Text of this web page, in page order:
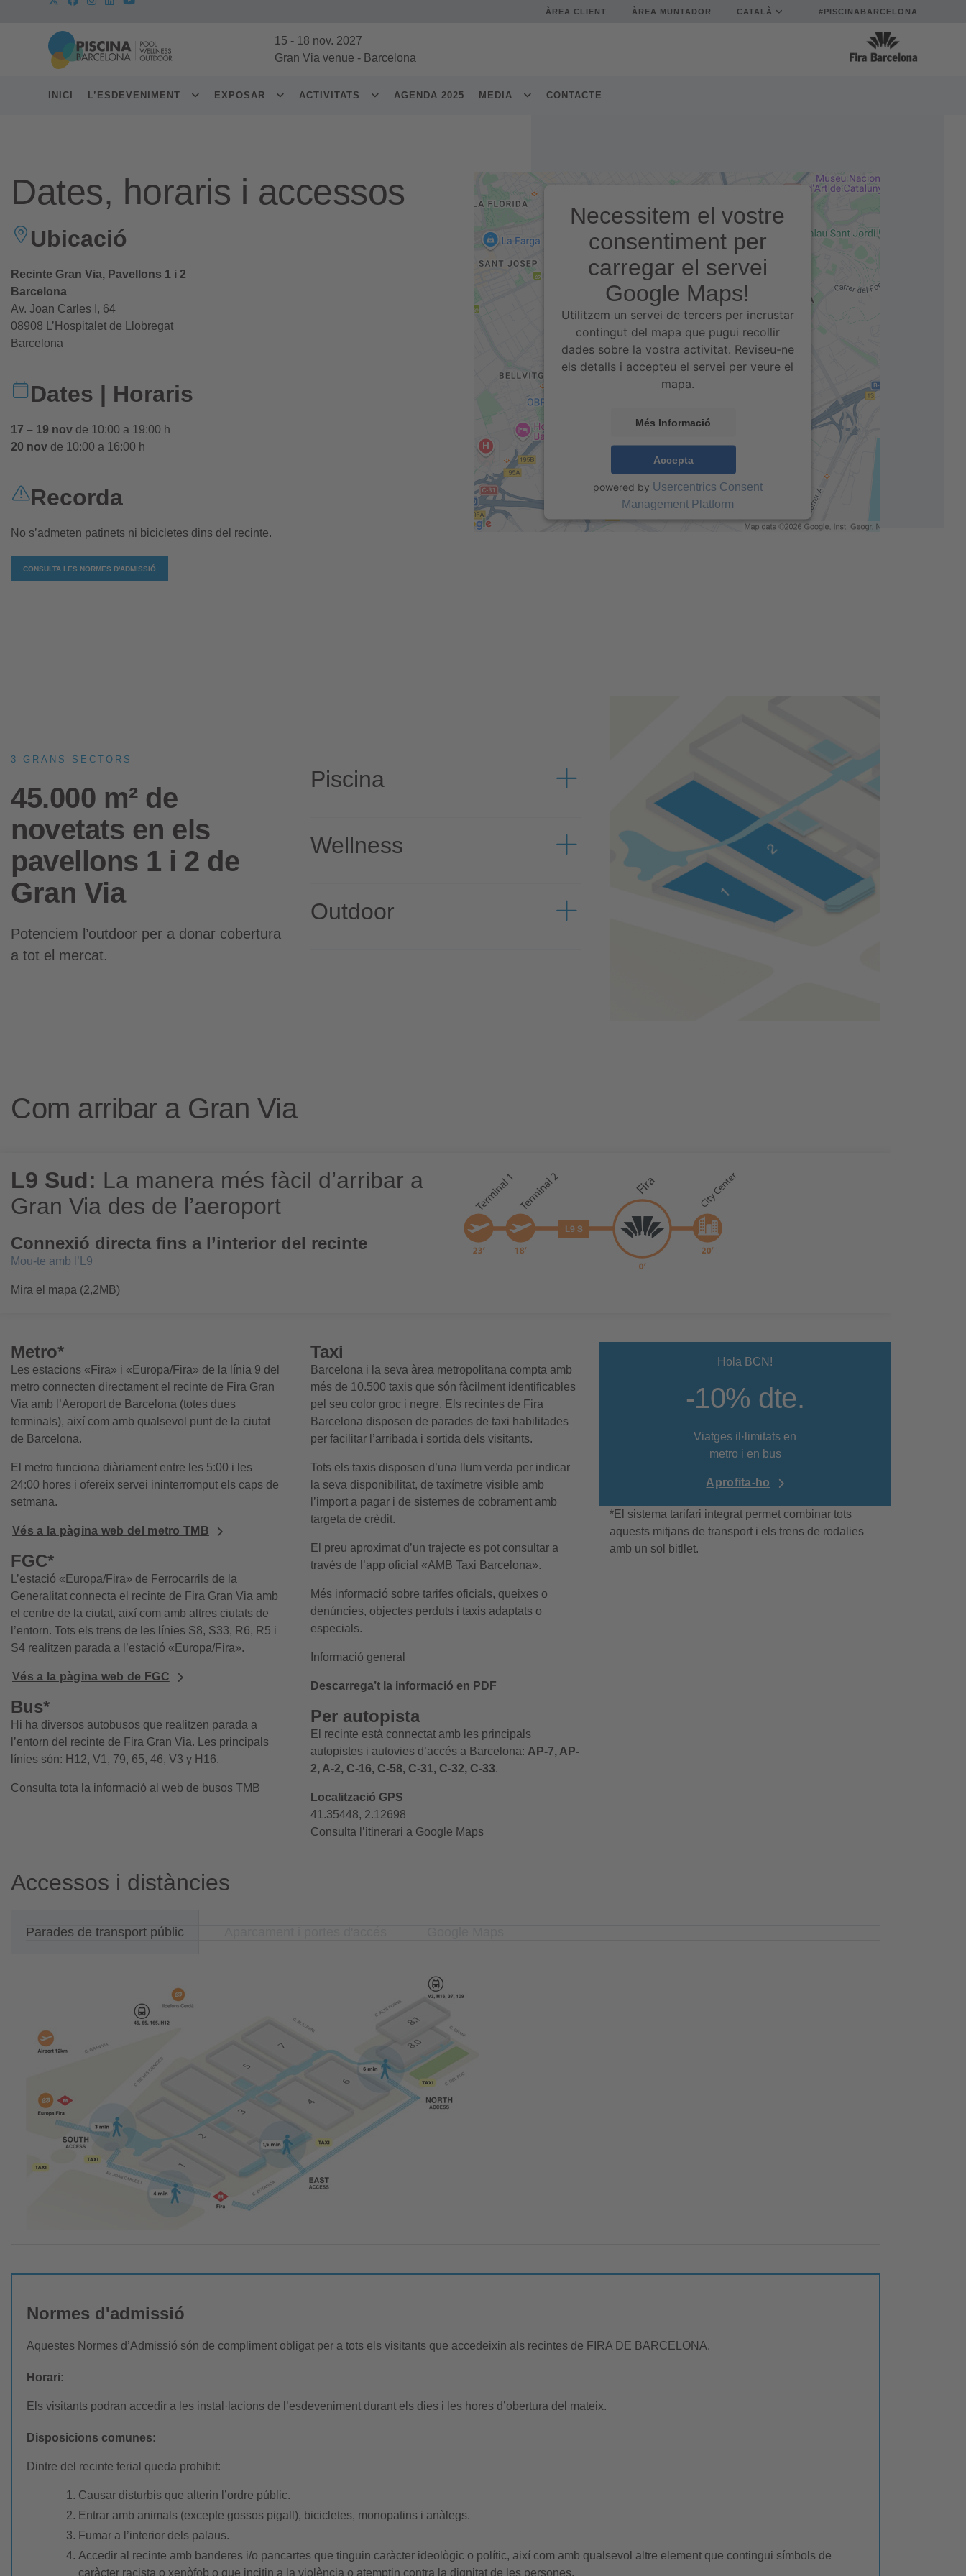
ÀREA CLIENT ÀREA MUNTADOR CATALÀ #PISCINABARCELONA
15 - 18 nov. 2027
Gran Via venue - Barcelona
INICI L’ESDEVENIMENT EXPOSAR ACTIVITATS AGENDA 2025 MEDIA CONTACTE
Dates, horaris i accessos
Ubicació
Recinte Gran Via, Pavellons 1 i 2
Barcelona
Av. Joan Carles I, 64
08908 L’Hospitalet de Llobregat
Barcelona
Dates | Horaris
17 – 19 nov de 10:00 a 19:00 h
20 nov de 10:00 a 16:00 h
Recorda
No s’admeten patinets ni bicicletes dins del recinte.
CONSULTA LES NORMES D'ADMISSIÓ
Necessitem el vostre
consentiment per
carregar el servei
Google Maps!
Utilitzem un servei de tercers per incrustar
contingut del mapa que pugui recollir
dades sobre la vostra activitat. Reviseu-ne
els detalls i accepteu el servei per veure el
mapa.
Més Informació
Accepta
powered by Usercentrics Consent
Management Platform
3 GRANS SECTORS
45.000 m² de
novetats en els
pavellons 1 i 2 de
Gran Via
Potenciem l’outdoor per a donar cobertura
a tot el mercat.
Piscina
Wellness
Outdoor
Com arribar a Gran Via
L9 Sud: La manera més fàcil d’arribar a
Gran Via des de l’aeroport
Connexió directa fins a l’interior del recinte
Mou-te amb l’L9
Mira el mapa (2,2MB)
Metro*
Les estacions «Fira» i «Europa/Fira» de la línia 9 del
metro connecten directament el recinte de Fira Gran
Via amb l’Aeroport de Barcelona (totes dues
terminals), així com amb qualsevol punt de la ciutat
de Barcelona.
El metro funciona diàriament entre les 5:00 i les
24:00 hores i ofereix servei ininterromput els caps de
setmana.
Vés a la pàgina web del metro TMB
FGC*
L’estació «Europa/Fira» de Ferrocarrils de la
Generalitat connecta el recinte de Fira Gran Via amb
el centre de la ciutat, així com amb altres ciutats de
l’entorn. Tots els trens de les línies S8, S33, R6, R5 i
S4 realitzen parada a l’estació «Europa/Fira».
Vés a la pàgina web de FGC
Bus*
Hi ha diversos autobusos que realitzen parada a
l’entorn del recinte de Fira Gran Via. Les principals
línies són: H12, V1, 79, 65, 46, V3 y H16.
Consulta tota la informació al web de busos TMB
Taxi
Barcelona i la seva àrea metropolitana compta amb
més de 10.500 taxis que són fàcilment identificables
pel seu color groc i negre. Els recintes de Fira
Barcelona disposen de parades de taxi habilitades
per facilitar l’arribada i sortida dels visitants.
Tots els taxis disposen d’una llum verda per indicar
la seva disponibilitat, de taxímetre visible amb
l’import a pagar i de sistemes de cobrament amb
targeta de crèdit.
El preu aproximat d’un trajecte es pot consultar a
través de l’app oficial «AMB Taxi Barcelona».
Més informació sobre tarifes oficials, queixes o
denúncies, objectes perdutsi taxis adaptatso
especials.
Informació general
Descarrega’t la informació en PDF
Per autopista
El recinte està connectat amb les principals
autopistes i autovies d’accés a Barcelona: AP-7, AP-
2, A-2, C-16, C-58, C-31, C-32, C-33.
Localització GPS
41.35448, 2.12698
Consulta l’itinerari a Google Maps
Hola BCN!
-10% dte.
Viatges il·limitats en
metro i en bus
Aprofita-ho
*El sistema tarifari integrat permet combinar tots
aquests mitjans de transport i els trens de rodalies
amb un sol bitllet.
Accessos i distàncies
Parades de transport públic
Normes d'admissió​​
Aquestes Normes d’Admissió són de compliment obligat per a tots els visitants que accedeixin als recintes de FIRA DE BARCELONA.
Horari:
Els visitants podran accedir a les instal·lacions de l’esdeveniment durant els dies i les hores d’obertura del mateix.
Disposicions comunes:
Dintre del recinte ferial queda prohibit:
Causar disturbis que alterin l’ordre públic.
Entrar amb animals (excepte gossos pigall), bicicletes, monopatins i anàlegs.
Fumar a l’interior dels palaus.
Accedir al recinte amb banderes i/o pancartes que tinguin caràcter ideològic o polític, així com amb qualsevol altre element que contingui símbols de
caràcter racista o xenòfob o que incitin a la violència o atemptin contra la dignitat de les persones.